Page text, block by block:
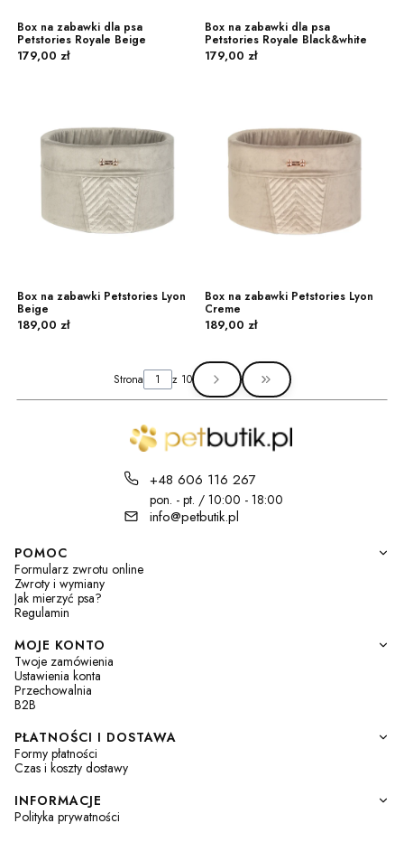
Box na zabawki dla psa
Petstories Royale Beige
Cena
179,00 zł
Box na zabawki dla psa
Petstories Royale Black&white
Cena
179,00 zł
Box na zabawki Petstories Lyon
Beige
Cena
189,00 zł
Box na zabawki Petstories Lyon
Creme
Cena
189,00 zł
Strona z 10 Przejdź do ostatniej
+48 606 116 267
pon. - pt. / 10:00 - 18:00
info@petbutik.pl
Linki w stopce
POMOC
Formularz zwrotu online
Zwroty i wymiany
Jak mierzyć psa?
Regulamin
MOJE KONTO
Twoje zamówienia
Ustawienia konta
Przechowalnia
B2B
PŁATNOŚCI I DOSTAWA
Formy płatności
Czas i koszty dostawy
INFORMACJE
Polityka prywatności